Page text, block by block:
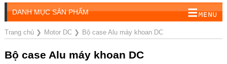
DANH MỤC SẢN PHẨM
Trang chủ❯ Motor DC❯ Bộ case Alu máy khoan DC
Bộ case Alu máy khoan DC